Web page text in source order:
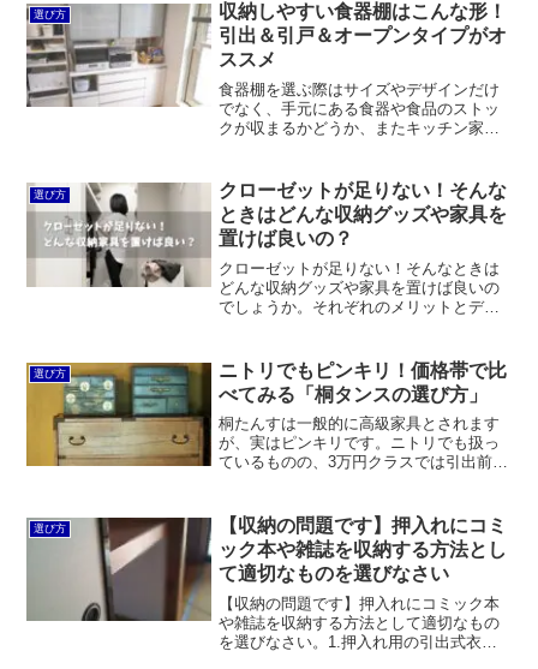
選び方
収納しやすい食器棚はこんな形！
引出＆引戸＆オープンタイプがオ
ススメ
食器棚を選ぶ際はサイズやデザインだけ
でなく、手元にある食器や食品のストッ
クが収まるかどうか、またキッチン家電
器棚があるか調べるよりも、どんなモノ
を収めたいのかを明確にして、最適な食
器棚を選ぶようにしましょう。
選び方
クローゼットが足りない！そんな
ときはどんな収納グッズや家具を
置けば良いの？
クローゼットが足りない！そんなときは
どんな収納グッズや家具を置けば良いの
でしょうか。それぞれのメリットとデメ
か、ルミナスラックなど分解＆拡張＆組
み替えがしやすいものがオススメです。
選び方
ニトリでもピンキリ！価格帯で比
べてみる「桐タンスの選び方」
桐たんすは一般的に高級家具とされます
が、実はピンキリです。ニトリでも扱っ
ているものの、3万円クラスでは引出前板
に10万円も出せばそれなりの仕様になる
ものの、フルスライドレール採用で台無
しです。
選び方
【収納の問題です】押入れにコミ
ック本や雑誌を収納する方法とし
て適切なものを選びなさい
【収納の問題です】押入れにコミック本
や雑誌を収納する方法として適切なもの
を選びなさい。1.押入れ用の引出式衣装